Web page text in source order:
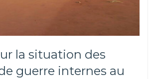
la situation des
guerre internes au